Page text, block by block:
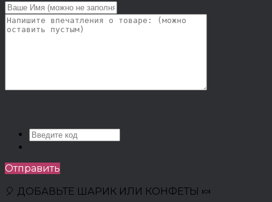
Отправить
🎈 ДОБАВЬТЕ ШАРИК ИЛИ КОНФЕТЫ 🍬